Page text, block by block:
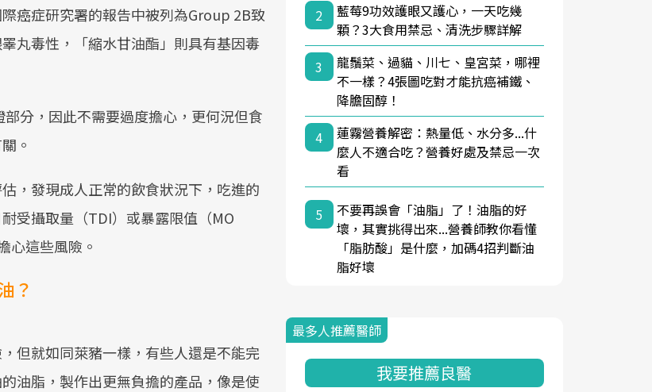
癌症研究署的報告中被列為Group 2B致
丸毒性，「縮水甘油酯」則具有基因毒
分，因此不需要過度擔心，更何況但食
。
，發現成人正常的飲食狀況下，吃進的
受攝取量（TDI）或暴露限值（MO
心這些風險。
？
但就如同萊豬一樣，有些人還是不能完
油脂，製作出更無負擔的產品，像是使
2
藍莓9功效護眼又護心，一天吃幾
顆？3大食用禁忌、清洗步驟詳解
3
龍鬚菜、過貓、川七、皇宮菜，哪裡
不一樣？4張圖吃對才能抗癌補鐵、
降膽固醇！
4
蓮霧營養解密：熱量低、水分多...什
麼人不適合吃？營養好處及禁忌一次
看
5
不要再誤會「油脂」了！油脂的好
壞，其實挑得出來...營養師教你看懂
「脂肪酸」是什麼，加碼4招判斷油
脂好壞
最多人推薦醫師
我要推薦良醫